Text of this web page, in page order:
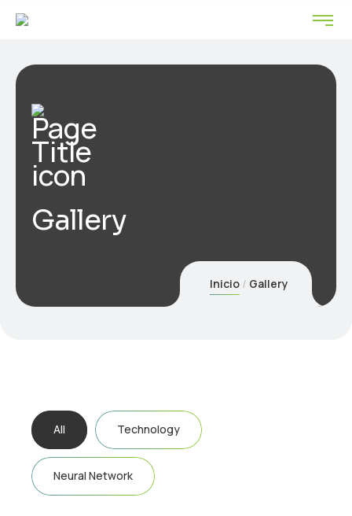
Gallery
Inicio Gallery
All Technology
Neural Network